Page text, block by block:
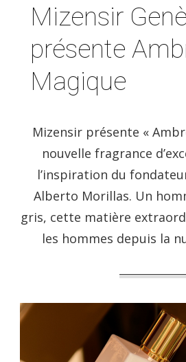
Mizensir
présente
Magique
Mizensir présente «
nouvelle fragrance
l’inspiration du
Alberto Morillas. Un
gris, cette matière
les hommes depuis la